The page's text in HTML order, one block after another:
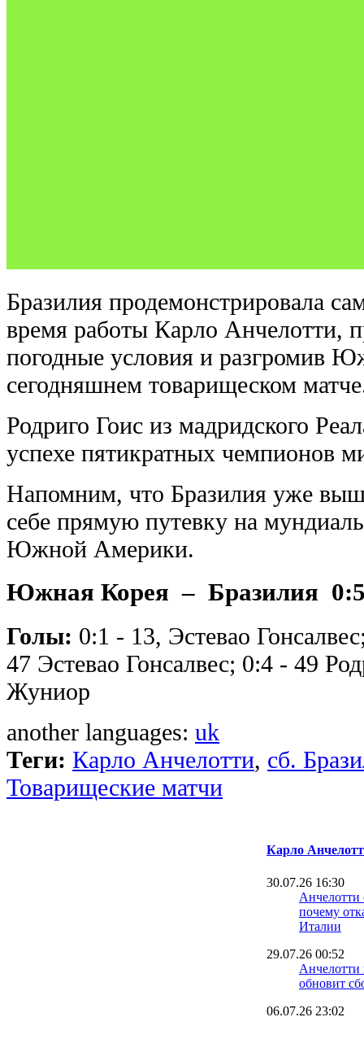
Бразилия продемонстрировала
время работы Карло Анчелотти,
погодные условия и разгромив
сегодняшнем товарищеском
Родриго Гоис из мадридского
успехе пятикратных чемпионов
Напомним, что Бразилия уже
себе прямую путевку на
Южной Америки.
Южная Корея – Бразилия 0:5
Голы: 0:1 - 13, Эстевао
47 Эстевао Гонсалвес; 0:4 - 49
Жуниор
another languages: uk
Теги: Карло Анчелотти, сб.
Товарищеские матчи
Карло
30.07.26 16:30
Анчелотти
почему
Италии
29.07.26 00:52
Анчелотти
обновит
06.07.26 23:02